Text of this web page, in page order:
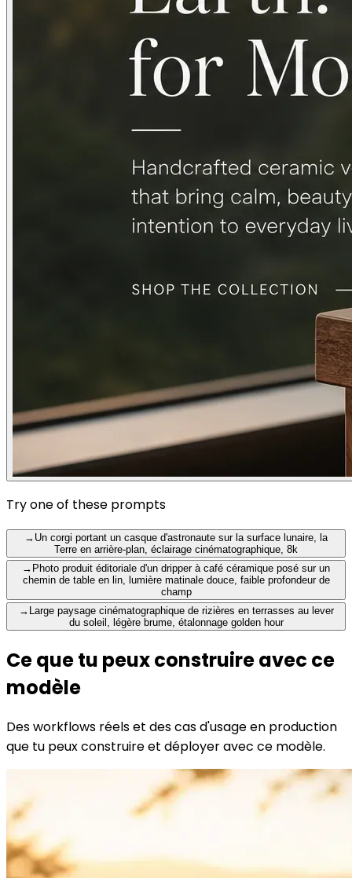
Try one of these prompts
→ Un corgi portant un casque d'astronaute sur la surface lunaire, la
Terre en arrière-plan, éclairage cinématographique, 8k
→ Photo produit éditoriale d'un dripper à café céramique posé sur un
chemin de table en lin, lumière matinale douce, faible profondeur de
champ
→ Large paysage cinématographique de rizières en terrasses au lever
du soleil, légère brume, étalonnage golden hour
Ce que tu peux construire avec ce
modèle
Des workflows réels et des cas d'usage en production
que tu peux construire et déployer avec ce modèle.